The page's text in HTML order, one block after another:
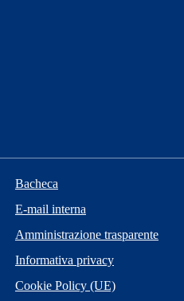
Bacheca
E-mail interna
Amministrazione trasparente
Informativa privacy
Cookie Policy (UE)